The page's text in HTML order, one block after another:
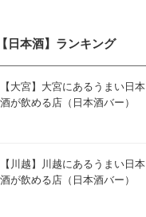
日本酒】ランキング
【大宮】大宮にあるうまい日本
酒が飲める店（日本酒バー）
【川越】川越にあるうまい日本
酒が飲める店（日本酒バー）